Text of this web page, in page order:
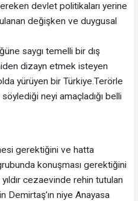
devlet politikaları yerine
değişken ve duygusal
saygı temelli bir dış
dizayn etmek isteyen
yürüyen bir Türkiye.Terörle
neyi amaçladığı belli
gerektiğini ve hatta
konuşması gerektiğini
cezaevinde rehin tutulan
Demirtaş’ın niye Anayasa